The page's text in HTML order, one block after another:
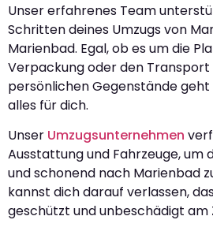
Unser erfahrenes Team
Schritten deines Umzugs von
Marienbad. Egal, ob es um die
Verpackung oder den Transport
persönlichen Gegenstände
alles für dich.
Unser Umzugsunternehmen
Ausstattung und Fahrzeuge, um
und schonend nach Marienbad
kannst dich darauf verlassen,
geschützt und unbeschädigt am